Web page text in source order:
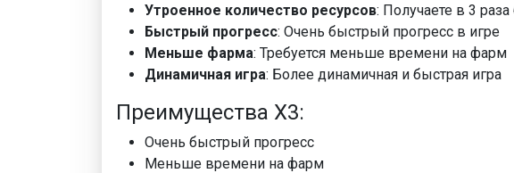
Утроенное количество ресурсов: Получаете в 3
Быстрый прогресс: Очень быстрый прогресс в игре
Меньше фарма: Требуется меньше времени на фарм
Динамичная игра: Более динамичная и быстрая игра
Преимущества X3:
Очень быстрый прогресс
Меньше времени на фарм